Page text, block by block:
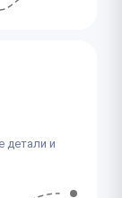
детали и